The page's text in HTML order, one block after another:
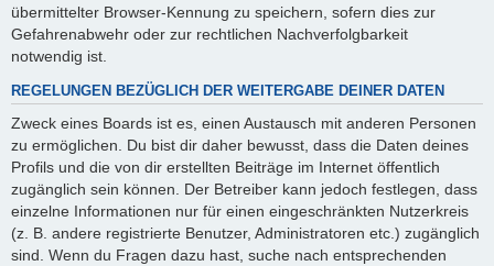
übermittelter Browser-Kennung zu speichern, sofern dies zur
Gefahrenabwehr oder zur rechtlichen Nachverfolgbarkeit
notwendig ist.
REGELUNGEN BEZÜGLICH DER WEITERGABE DEINER DATEN
Zweck eines Boards ist es, einen Austausch mit anderen Personen
zu ermöglichen. Du bist dir daher bewusst, dass die Daten deines
Profils und die von dir erstellten Beiträge im Internet öffentlich
zugänglich sein können. Der Betreiber kann jedoch festlegen, dass
einzelne Informationen nur für einen eingeschränkten Nutzerkreis
(z. B. andere registrierte Benutzer, Administratoren etc.) zugänglich
sind. Wenn du Fragen dazu hast, suche nach entsprechenden